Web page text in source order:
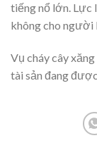
tiếng nổ lớn. Lực
không cho người
Vụ cháy cây
tài sản đang